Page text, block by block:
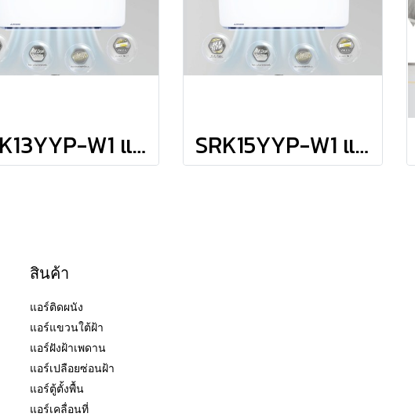
SRK13YYP-W1 แอร์มิตซูบิชิ เฮพวี่ดิวตี้ HEAVYDUTY แบบติดผนัง รุ่น HOSHI Series INVERTER R-32 ขนาด 12,369BTU(3412-12966) #5 รีโมทไร้สาย พร้อมติดตั้ง SRK15YYP-W1 แอร์มิตซูบิชิ เฮพวี่ดิวตี้ HEAVYDUTY แบบติดผนัง รุ่น HOSHI Series INVERTER R-32 ขนาด 15,297BTU(4436-16378) #5 รีโมทไร้สาย พร้อมติดตั้ง
สินค้า
แอร์ติดผนัง
แอร์แขวนใต้ฝ้า
แอร์ฝังฝ้าเพดาน
แอร์เปลือยซ่อนฝ้า
แอร์ตู้ตั้งพื้น
แอร์เคลื่อนที่